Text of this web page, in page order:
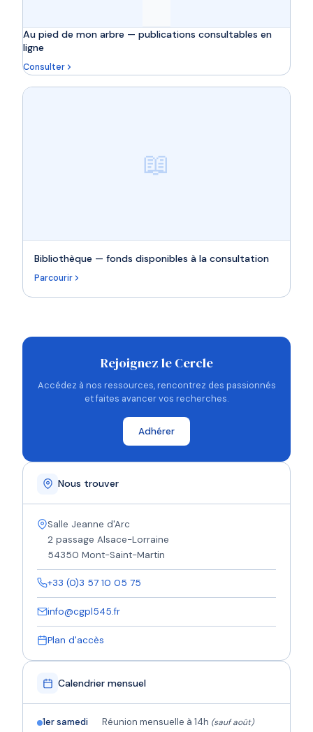
Au pied de mon arbre — publications consultables en
ligne
Consulter
📖
Bibliothèque — fonds disponibles à la consultation
Parcourir
Rejoignez le Cercle
Accédez à nos ressources, rencontrez des passionnés
et faites avancer vos recherches.
Adhérer
Nous trouver
Salle Jeanne d'Arc
2 passage Alsace-Lorraine
54350 Mont-Saint-Martin
+33 (0)3 57 10 05 75
info@cgpl545.fr
Plan d'accès
Calendrier mensuel
1er samedi Réunion mensuelle à 14h (sauf août)